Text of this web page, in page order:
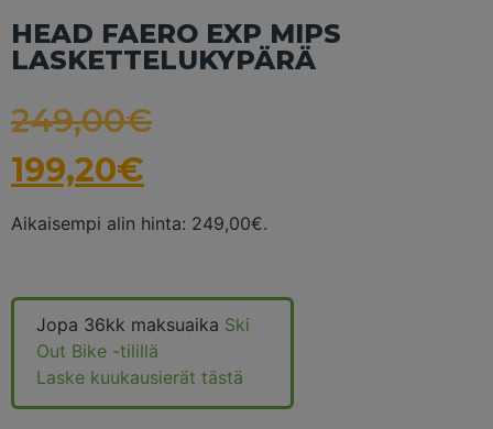
HEAD FAERO EXP MIPS
LASKETTELUKYPÄRÄ
249,00€
199,20€
Aikaisempi alin hinta: 249,00€.
Jopa 36kk maksuaika Ski
Out Bike -tilillä
Laske kuukausierät tästä